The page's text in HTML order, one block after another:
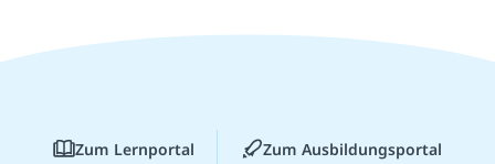
Zum Lernportal Zum Ausbildungsportal